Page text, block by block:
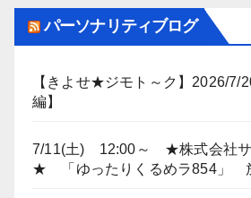
パーソナリティブログ
【きよせ★ジモト～ク】2026/7/
編】
7/11(土) 12:00～ ★株式会社サ
★ 「ゆったりくるめラ854」